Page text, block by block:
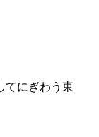
てにぎわう東